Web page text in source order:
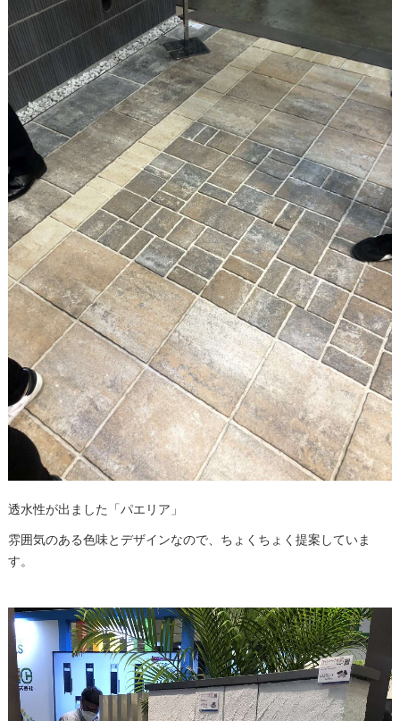
透水性が出ました「パエリア」
雰囲気のある色味とデザインなので、ちょくちょく提案していま
す。